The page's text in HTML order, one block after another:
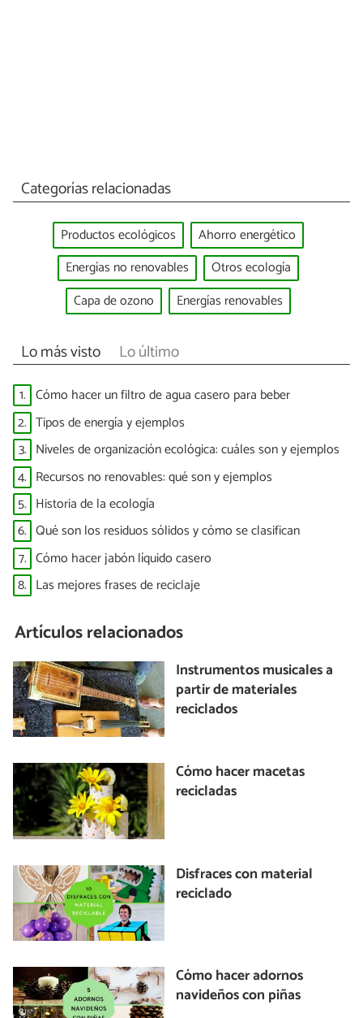
Categorías relacionadas
Productos ecológicos
Ahorro energético
Energías no renovables
Otros ecología
Capa de ozono
Energías renovables
Lo más visto Lo último
1. Cómo hacer un filtro de agua casero para beber
2. Tipos de energía y ejemplos
3. Niveles de organización ecológica: cuáles son y ejemplos
4. Recursos no renovables: qué son y ejemplos
5. Historia de la ecología
6. Qué son los residuos sólidos y cómo se clasifican
7. Cómo hacer jabón líquido casero
8. Las mejores frases de reciclaje
Artículos relacionados
Instrumentos musicales a
partir de materiales
reciclados
Cómo hacer macetas
recicladas
Disfraces con material
reciclado
Cómo hacer adornos
navideños con piñas